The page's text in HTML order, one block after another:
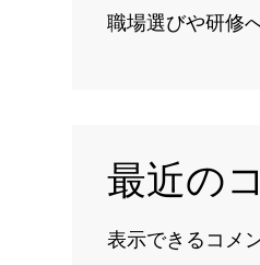
職場選びや研修
最近の
表示できるコメ